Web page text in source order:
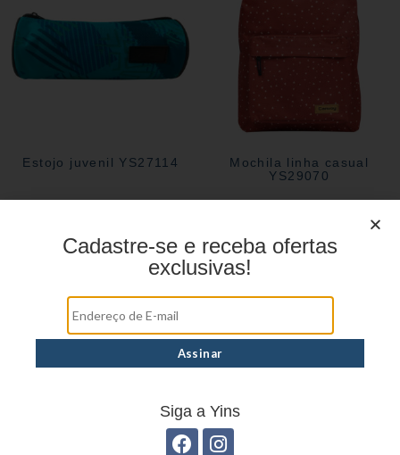
Estojo juvenil YS27114
Mochila linha casual
YS29070
Estojo Juvenil YS41028
Mochila linha casual
Cadastre-se e receba ofertas
exclusivas!
Siga a Yins